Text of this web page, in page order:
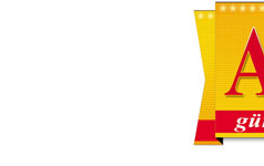
Previous